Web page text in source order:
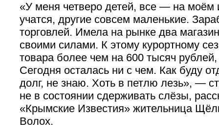
«У меня четверо детей, все — на моём
учатся, другие совсем маленькие.
торговлей. Имела на рынке два
своими силами. К этому курортному
товара более чем на 600 тысяч рублей,
Сегодня осталась ни с чем. Как буду
долг, не знаю. Хоть в петлю лезь», —
не в состоянии сдерживать слёзы,
«Крымские Известия» жительница
Волох.